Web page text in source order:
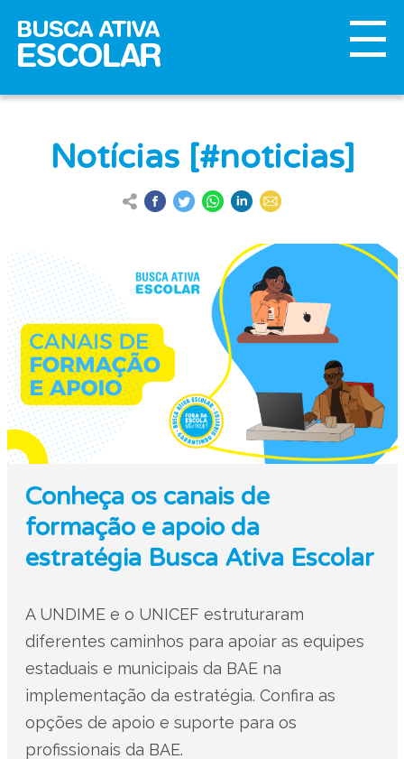
Notícias [#noticias]
Conheça os canais de
formação e apoio da
estratégia Busca Ativa Escolar
A UNDIME e o UNICEF estruturaram
diferentes caminhos para apoiar as equipes
estaduais e municipais da BAE na
implementação da estratégia. Confira as
opções de apoio e suporte para os
profissionais da BAE.